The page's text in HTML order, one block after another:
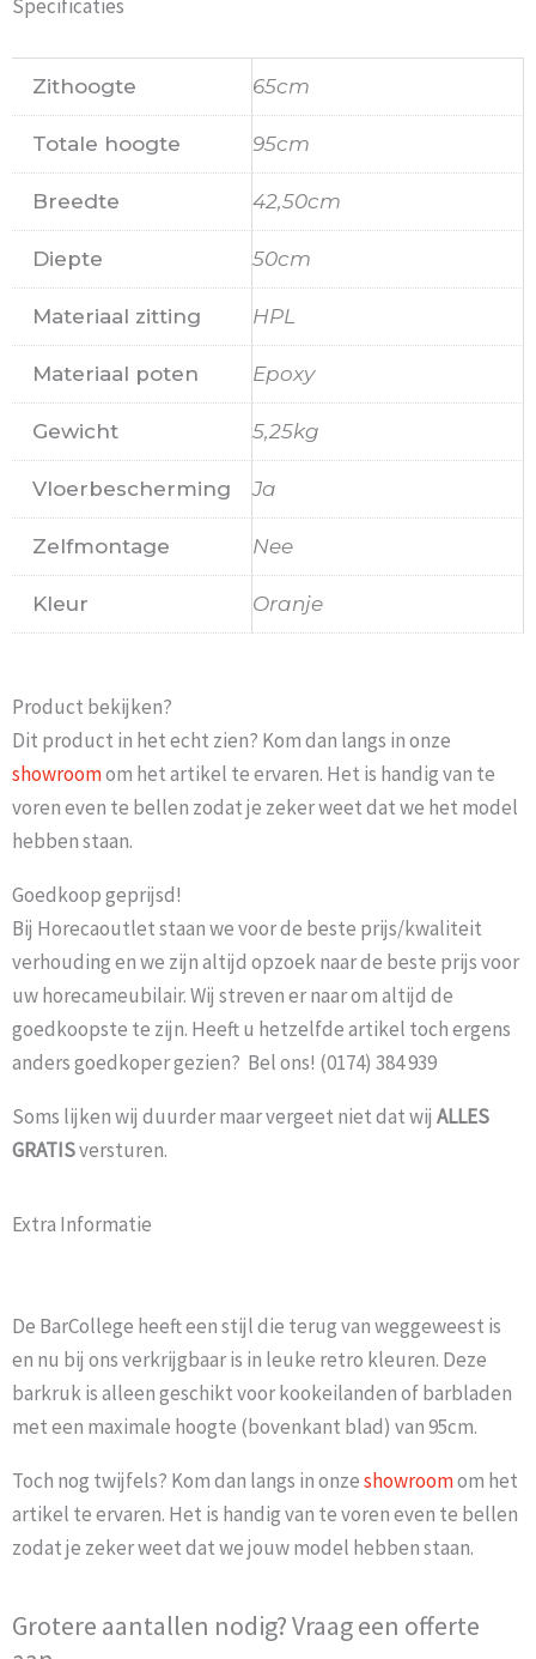
Specificaties
Zithoogte 65cm
Totale hoogte 95cm
Breedte 42,50cm
Diepte 50cm
Materiaal zitting HPL
Materiaal poten Epoxy
Gewicht 5,25kg
Vloerbescherming Ja
Zelfmontage Nee
Kleur Oranje
Product bekijken?
Dit product in het echt zien? Kom dan langs in onze
showroomom het artikel te ervaren. Het is handig van te
voren even te bellen zodat je zeker weet dat we het model
hebben staan.
Goedkoop geprijsd!
Bij Horecaoutlet staan we voor de beste prijs/kwaliteit
verhouding en we zijn altijd opzoek naar de beste prijs voor
uw horecameubilair. Wij streven er naar om altijd de
goedkoopste te zijn. Heeft u hetzelfde artikel toch ergens
anders goedkoper gezien? Bel ons! (0174) 384 939
Soms lijken wij duurder maar vergeet niet dat wij ALLES
GRATISversturen.
Extra Informatie
De BarCollege heeft een stijl die terug van weggeweest is
en nu bij ons verkrijgbaar is in leuke retro kleuren. Deze
barkruk is alleen geschikt voor kookeilanden of barbladen
met een maximale hoogte (bovenkant blad) van 95cm.
Toch nog twijfels? Kom dan langs in onzeshowroomom het
artikel te ervaren. Het is handig van te voren even te bellen
zodat je zeker weet dat we jouw model hebben staan.
Grotere aantallen nodig? Vraag een offerte